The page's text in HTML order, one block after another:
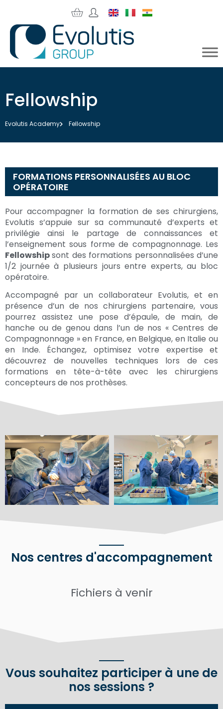
Fellowship
Evolutis Academy Fellowship
FORMATIONS PERSONNALISÉES AU BLOC
OPÉRATOIRE
Pour accompagner la formation de ses chirurgiens,
Evolutis s’appuie sur sa communauté d’experts et
privilégie ainsi le partage de connaissances et
l’enseignement sous forme de compagnonnage. Les
Fellowshipsont des formations personnalisées d’une
1/2 journée à plusieurs jours entre experts, au bloc
opératoire.
Accompagné par un collaborateur Evolutis, et en
présence d’un de nos chirurgiens partenaire, vous
pourrez assistez une pose d’épaule, de main, de
hanche ou de genou dans l’un de nos « Centres de
Compagnonnage » en France, en Belgique, en Italie ou
en Inde. Échangez, optimisez votre expertise et
découvrez de nouvelles techniques lors de ces
formations en tête-à-tête avec les chirurgiens
concepteurs de nos prothèses.
Nos centres d'accompagnement
Fichiers à venir
Vous souhaitez participer à une de
nos sessions ?